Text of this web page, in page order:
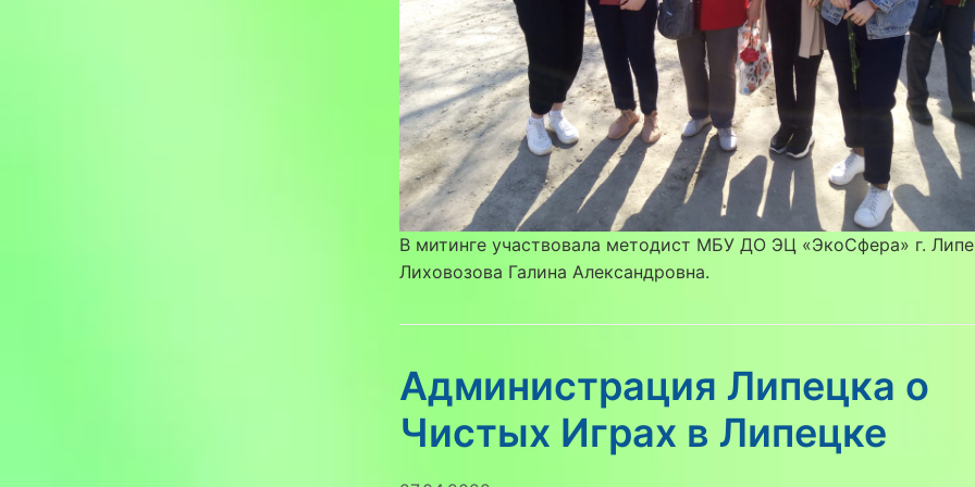
В митинге участвовала методист МБУ ДО ЭЦ «ЭкоСфера» г.
Лиховозова Галина Александровна.
Администрация Липецка о
Чистых Играх в Липецке